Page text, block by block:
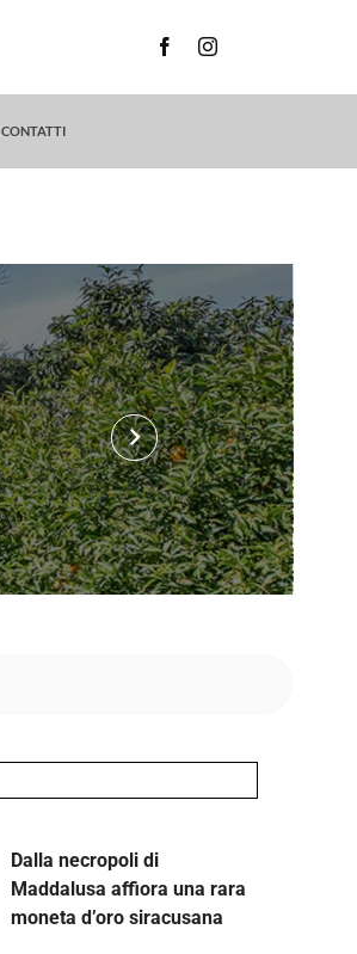
CONTATTI
keyboard_arrow_right
Dalla necropoli di
Maddalusa affiora una rara
moneta d’oro siracusana